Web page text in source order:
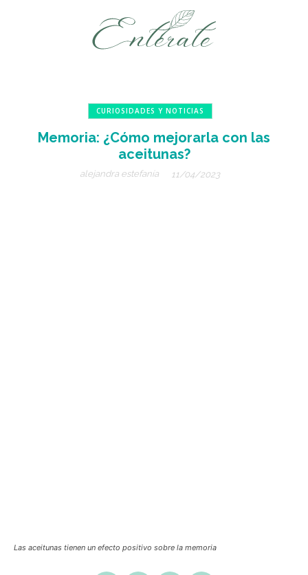
CURIOSIDADES Y NOTICIAS
Memoria: ¿Cómo mejorarla con las
aceitunas?
alejandra estefanía 11/04/2023
Las aceitunas tienen un efecto positivo sobre la memoria